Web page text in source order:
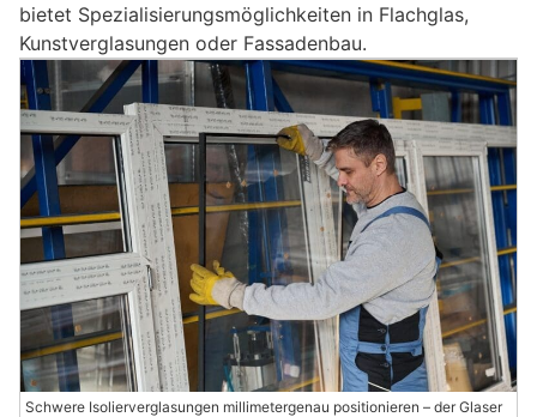
bietet Spezialisierungsmöglichkeiten in Flachglas,
Kunstverglasungen oder Fassadenbau.
Schwere Isolierverglasungen millimetergenau positionieren – der Glaser